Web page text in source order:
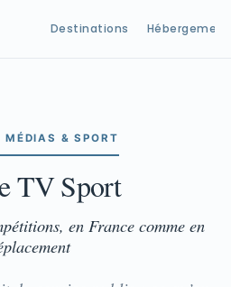
Destinations Hébergement
MÉDIAS & SPORT
TV Sport
en France comme en